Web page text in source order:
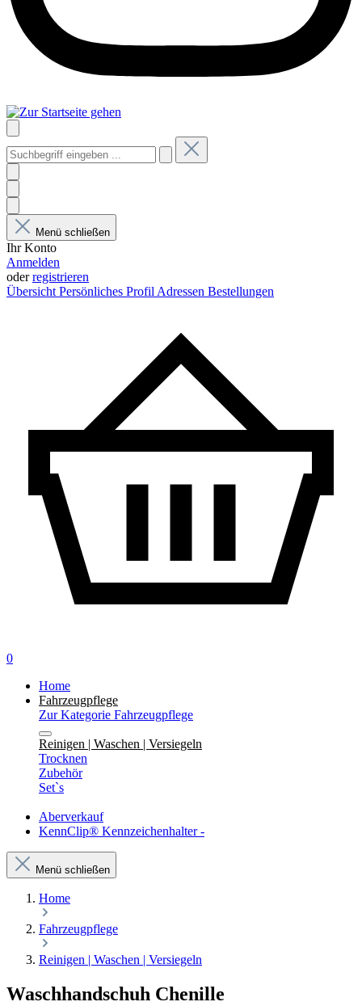
Menü schließen
Ihr Konto
Anmelden
oderregistrieren
Übersicht Persönliches Profil Adressen Bestellungen
0
Home
Fahrzeugpflege
Zur Kategorie Fahrzeugpflege
Reinigen | Waschen | Versiegeln
Trocknen
Zubehör
Set`s
Aberverkauf
KennClip® Kennzeichenhalter -
Menü schließen
Home
Fahrzeugpflege
Reinigen | Waschen | Versiegeln
Waschhandschuh Chenille